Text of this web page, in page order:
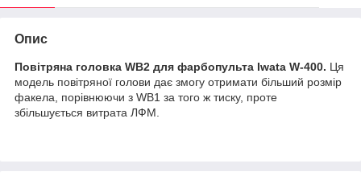
Опис
Повітряна головка WB2 для фарбопульта Iwata W-400. Ця
модель повітряної голови дає змогу отримати більший розмір
факела, порівнюючи з WB1 за того ж тиску, проте
збільшується витрата ЛФМ.